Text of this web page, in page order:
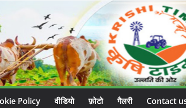
Policy वीडियो फ़ोटो गैलरी Contact